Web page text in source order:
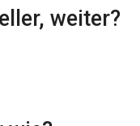
weiter?